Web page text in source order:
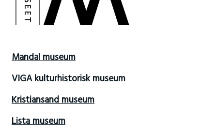
Mandal museum
VIGA kulturhistorisk museum
Kristiansand museum
Lista museum